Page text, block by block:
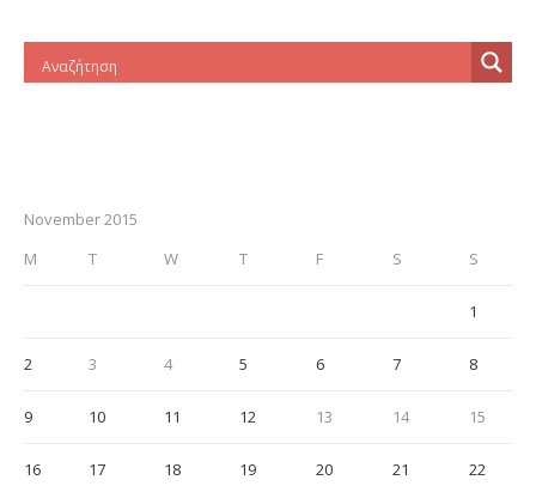
November 2015
M
T W T F S S
1
2 3 4 5 6 7 8
9 10 11 12 13 14 15
16 17 18 19 20 21 22